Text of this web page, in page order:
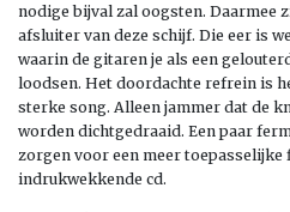
nodige bijval zal oogsten. Daarmee
afsluiter van deze schijf. Die eer is
waarin de gitaren je als een
loodsen. Het doordachte refrein is
sterke song. Alleen jammer dat de
worden dichtgedraaid. Een paar
zorgen voor een meer toepasselijke
indrukwekkende cd.